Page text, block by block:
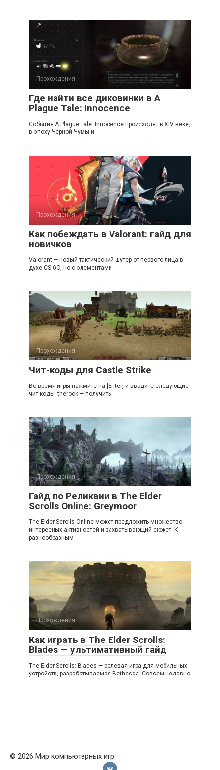
Прохождения
Где найти все диковинки в A
Plague Tale: Innocence
События A Plague Tale: Innocence происходят в XIV веке,
в эпоху Черной Чумы и
Прохождения
Как побеждать в Valorant: гайд для
новичков
Valorant — новый тактический шутер от первого лица в
духе CS:GO, но с элементами
Прохождения
Чит-коды для Castle Strike
Во время игры нажмите на [Enter] и вводите следующие
чит коды: therock — получить
Прохождения
Гайд по Реликвии в The Elder
Scrolls Online: Greymoor
The Elder Scrolls Online может предложить множество
интересных активностей и захватывающий сюжет. К
разнообразным
Прохождения
Как играть в The Elder Scrolls:
Blades — ультимативный гайд
The Elder Scrolls: Blades — ролевая игра для мобильных
устройств, разрабатываемая Bethesda. Совсем недавно
© 2026 Мир компьютерных игр